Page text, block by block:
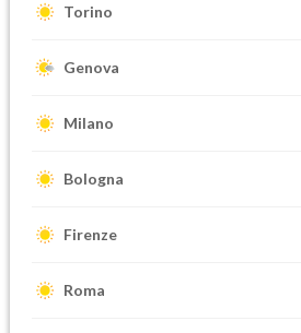
Torino
Genova
Milano
Bologna
Firenze
Roma